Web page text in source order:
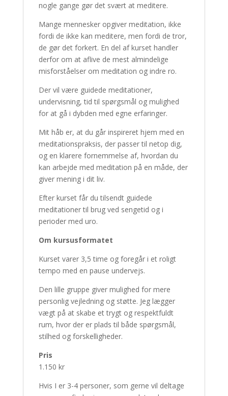
nogle gange gør det svært at meditere.
Mange mennesker opgiver meditation, ikke
fordi de ikke kan meditere, men fordi de tror,
de gør det forkert. En del af kurset handler
derfor om at aflive de mest almindelige
misforståelser om meditation og indre ro.
Der vil være guidede meditationer,
undervisning, tid til spørgsmål og mulighed
for at gå i dybden med egne erfaringer.
Mit håb er, at du går inspireret hjem med en
meditationspraksis, der passer til netop dig,
og en klarere fornemmelse af, hvordan du
kan arbejde med meditation på en måde, der
giver mening i dit liv.
Efter kurset får du tilsendt guidede
meditationer til brug ved sengetid og i
perioder med uro.
Om kursusformatet
Kurset varer 3,5 time og foregår i et roligt
tempo med en pause undervejs.
Den lille gruppe giver mulighed for mere
personlig vejledning og støtte. Jeg lægger
vægt på at skabe et trygt og respektfuldt
rum, hvor der er plads til både spørgsmål,
stilhed og forskelligheder.
Pris
1.150 kr
Hvis I er 3-4 personer, som gerne vil deltage